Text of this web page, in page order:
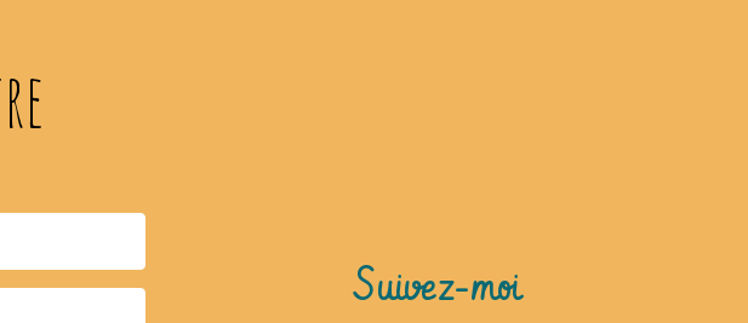
Suivez-moi